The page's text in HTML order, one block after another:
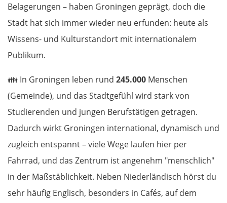
Belagerungen – haben Groningen geprägt, doch die
Stadt hat sich immer wieder neu erfunden: heute als
Wissens- und Kulturstandort mit internationalem
Publikum.
👪 In Groningen leben rund 245.000 Menschen
(Gemeinde), und das Stadtgefühl wird stark von
Studierenden und jungen Berufstätigen getragen.
Dadurch wirkt Groningen international, dynamisch und
zugleich entspannt – viele Wege laufen hier per
Fahrrad, und das Zentrum ist angenehm "menschlich"
in der Maßstäblichkeit. Neben Niederländisch hörst du
sehr häufig Englisch, besonders in Cafés, auf dem